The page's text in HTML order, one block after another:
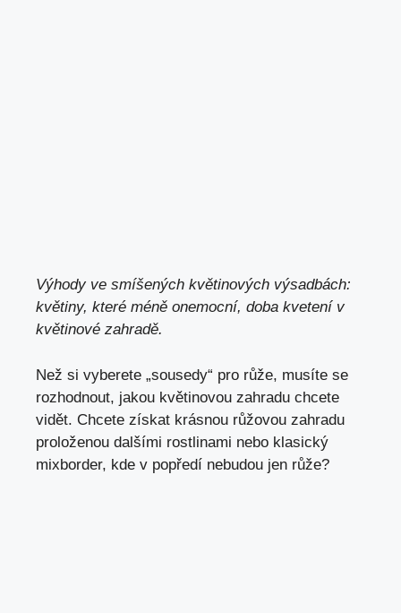
Výhody ve smíšených květinových výsadbách:
květiny, které méně onemocní, doba kvetení v
květinové zahradě.
Než si vyberete „sousedy“ pro růže, musíte se
rozhodnout, jakou květinovou zahradu chcete
vidět. Chcete získat krásnou růžovou zahradu
proloženou dalšími rostlinami nebo klasický
mixborder, kde v popředí nebudou jen růže?